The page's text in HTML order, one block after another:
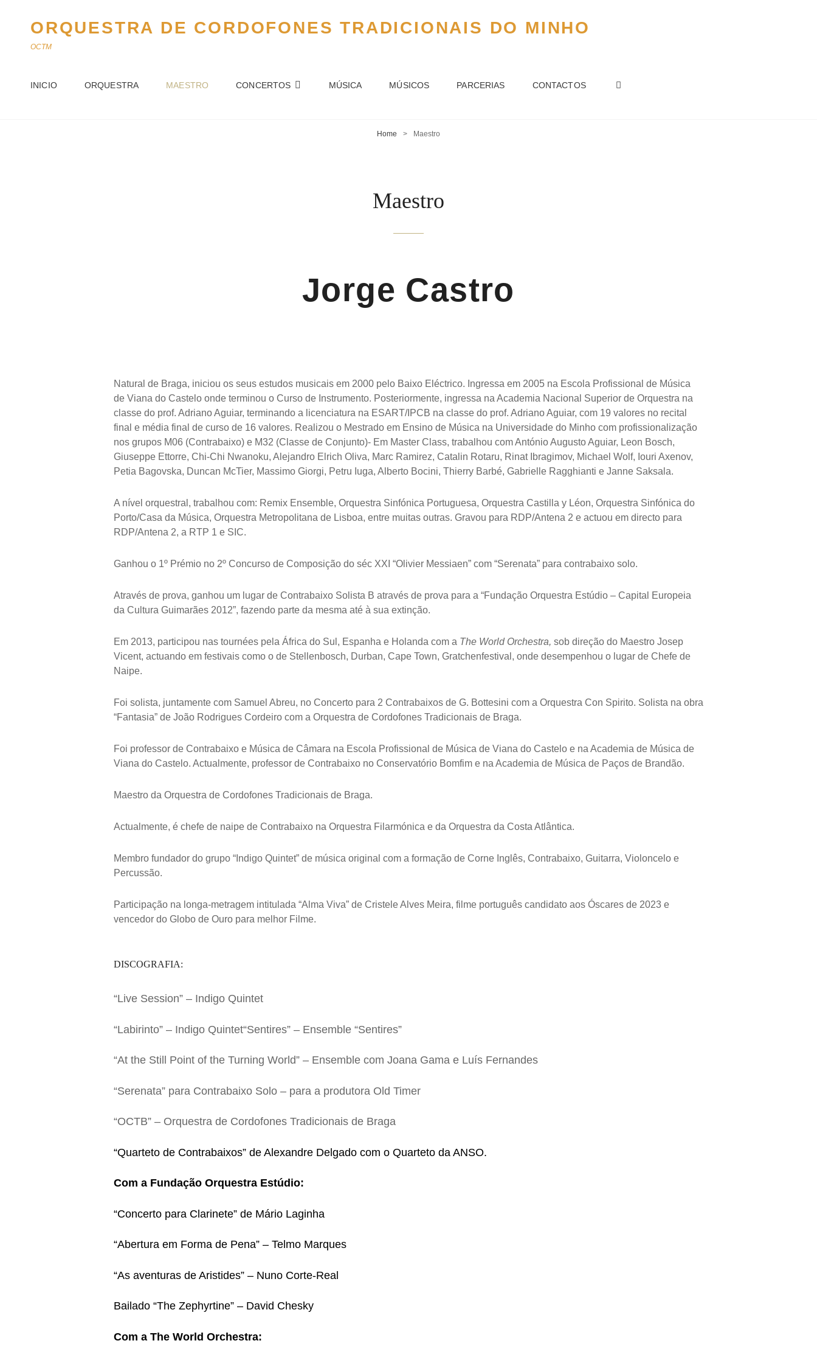
ORQUESTRA DE CORDOFONES TRADICIONAIS DO MINHO
OCTM
INICIO ORQUESTRA MAESTRO CONCERTOS MÚSICA MÚSICOS PARCERIAS CONTACTOS
Home > Maestro
Maestro
Jorge Castro
Natural de Braga, iniciou os seus estudos musicais em 2000 pelo Baixo Eléctrico. Ingressa em 2005 na Escola Profissional de Música
de Viana do Castelo onde terminou o Curso de Instrumento. Posteriormente, ingressa na Academia Nacional Superior de Orquestra na
classe do prof. Adriano Aguiar, terminando a licenciatura na ESART/IPCB na classe do prof. Adriano Aguiar, com 19 valores no recital
final e média final de curso de 16 valores. Realizou o Mestrado em Ensino de Música na Universidade do Minho com profissionalização
nos grupos M06 (Contrabaixo) e M32 (Classe de Conjunto)- Em Master Class, trabalhou com António Augusto Aguiar, Leon Bosch,
Giuseppe Ettorre, Chi-Chi Nwanoku, Alejandro Elrich Oliva, Marc Ramirez, Catalin Rotaru, Rinat Ibragimov, Michael Wolf, Iouri Axenov,
Petia Bagovska, Duncan McTier, Massimo Giorgi, Petru Iuga, Alberto Bocini, Thierry Barbé, Gabrielle Ragghianti e Janne Saksala.
A nível orquestral, trabalhou com: Remix Ensemble, Orquestra Sinfónica Portuguesa, Orquestra Castilla y Léon, Orquestra Sinfónica do
Porto/Casa da Música, Orquestra Metropolitana de Lisboa, entre muitas outras. Gravou para RDP/Antena 2 e actuou em directo para
RDP/Antena 2, a RTP 1 e SIC.
Ganhou o 1º Prémio no 2º Concurso de Composição do séc XXI “Olivier Messiaen” com “Serenata” para contrabaixo solo.
Através de prova, ganhou um lugar de Contrabaixo Solista B através de prova para a “Fundação Orquestra Estúdio – Capital Europeia
da Cultura Guimarães 2012”, fazendo parte da mesma até à sua extinção.
Em 2013, participou nas tournées pela África do Sul, Espanha e Holanda com a The World Orchestra, sob direção do Maestro Josep
Vicent, actuando em festivais como o de Stellenbosch, Durban, Cape Town, Gratchenfestival, onde desempenhou o lugar de Chefe de
Naipe.
Foi solista, juntamente com Samuel Abreu, no Concerto para 2 Contrabaixos de G. Bottesini com a Orquestra Con Spirito. Solista na obra
“Fantasia” de João Rodrigues Cordeiro com a Orquestra de Cordofones Tradicionais de Braga.
Foi professor de Contrabaixo e Música de Câmara na Escola Profissional de Música de Viana do Castelo e na Academia de Música de
Viana do Castelo. Actualmente, professor de Contrabaixo no Conservatório Bomfim e na Academia de Música de Paços de Brandão.
Maestro da Orquestra de Cordofones Tradicionais de Braga.
Actualmente, é chefe de naipe de Contrabaixo na Orquestra Filarmónica e da Orquestra da Costa Atlântica.
Membro fundador do grupo “Indigo Quintet” de música original com a formação de Corne Inglês, Contrabaixo, Guitarra, Violoncelo e
Percussão.
Participação na longa-metragem intitulada “Alma Viva” de Cristele Alves Meira, filme português candidato aos Óscares de 2023 e
vencedor do Globo de Ouro para melhor Filme.
DISCOGRAFIA:
“Live Session” – Indigo Quintet
“Labirinto” – Indigo Quintet“Sentires” – Ensemble “Sentires”
“At the Still Point of the Turning World” – Ensemble com Joana Gama e Luís Fernandes
“Serenata” para Contrabaixo Solo – para a produtora Old Timer
“OCTB” – Orquestra de Cordofones Tradicionais de Braga
“Quarteto de Contrabaixos” de Alexandre Delgado com o Quarteto da ANSO.
Com a Fundação Orquestra Estúdio:
“Concerto para Clarinete” de Mário Laginha
“Abertura em Forma de Pena” – Telmo Marques
“As aventuras de Aristides” – Nuno Corte-Real
Bailado “The Zephyrtine” – David Chesky
Com a The World Orchestra: